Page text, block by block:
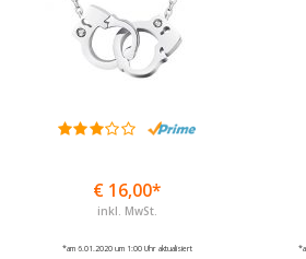
€ 16,00*
inkl. MwSt.
*am 6.01.2020 um 1:00 Uhr aktualisiert